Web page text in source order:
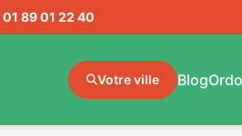
01 89 01 22 40
Votre ville Blog